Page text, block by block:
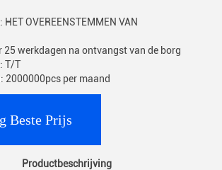
OVEREENSTEMMEN VAN
25 werkdagen na ontvangst van de borg
T/T
2000000pcs per maand
Beste Prijs
Productbeschrijving